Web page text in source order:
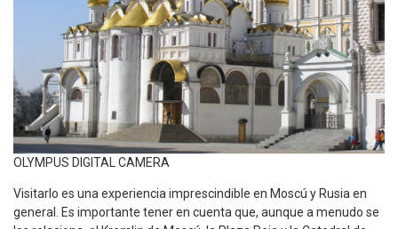
OLYMPUS DIGITAL CAMERA
Visitarlo es una experiencia imprescindible en Moscú y Rusia en
general. Es importante tener en cuenta que, aunque a menudo se